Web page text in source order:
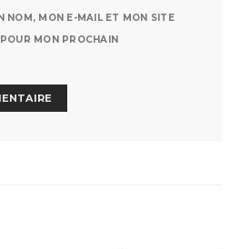
NOM, MON E-MAIL ET MON SITE
MON PROCHAIN